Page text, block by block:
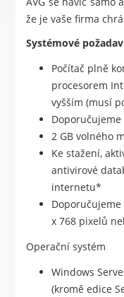
že je vaše firma
Systémové
Počítač plně
procesorem
vyšším (musí
Doporučujeme
2 GB volného
Ke stažení,
antivirové
internetu*
x 768 pixelů
Operační systém
Windows
(kromě edice